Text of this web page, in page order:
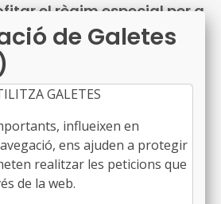
de Professionals de la
de Catalunya (AADPC)
el règim especial per a
temporal d'artistes
de Catalunya organitza una
el 16 de setembre, amb la
de Professionals de la
de Catalunya (AADPC)
clarificació sobre l’abast
als 1,8 milions d'euros la
de Galetes
GALETES
influeixen en
ens ajuden a protegir
realitzar les peticions que
de la web.